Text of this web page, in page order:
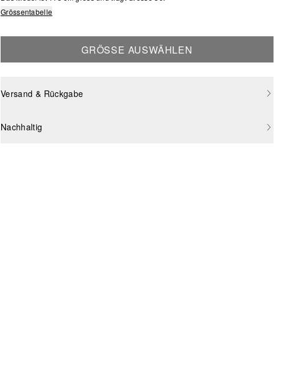
Grössentabelle
GRÖSSE AUSWÄHLEN
Versand & Rückgabe
Nachhaltig